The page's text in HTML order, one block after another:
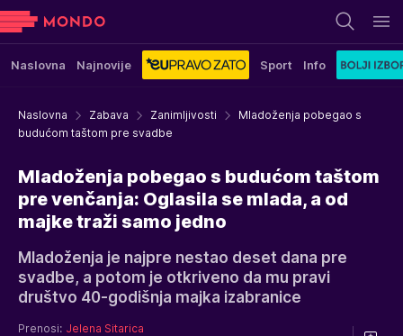
Naslovna Najnovije Sport Info
Naslovna Zabava Zanimljivosti
Mladoženja pobegao s
budućom taštom pre svadbe
Mladoženja pobegao s budućom taštom
pre venčanja: Oglasila se mlada, a od
majke traži samo jedno
Mladoženja je najpre nestao deset dana pre
svadbe, a potom je otkriveno da mu pravi
društvo 40-godišnja majka izabranice
Prenosi: Jelena Sitarica